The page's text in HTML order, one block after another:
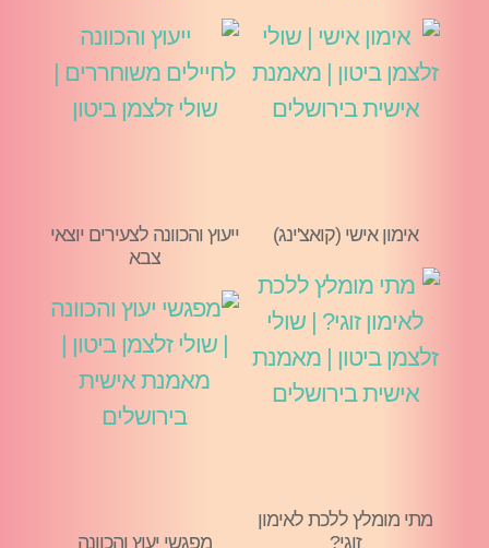
אימון אישי (קואצ'ינג)
מתי מומלץ ללכת לאימון
זוגי?
ייעוץ והכוונה לצעירים יוצאי
צבא
מפגשי יעוץ והכוונה